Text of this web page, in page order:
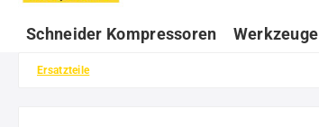
Schneider Kompressoren Werkzeuge
Ersatzteile